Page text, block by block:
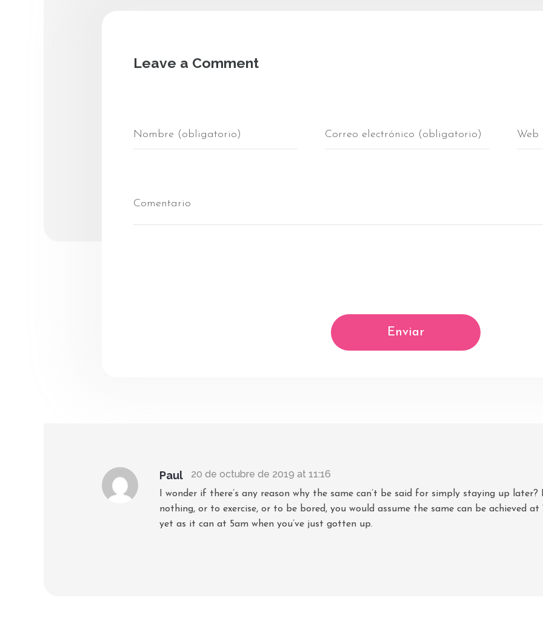
Paul 20 de octubre de 2019 at 11:16
I wonder if there’s any reason why the same can’t be said for simply staying up
nothing, or to exercise, or to be bored, you would assume the same can be achieved at
yet as it can at 5am when you’ve just gotten up.
Leave a Comment